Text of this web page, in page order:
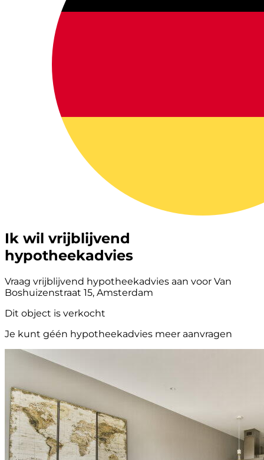
Ik wil vrijblijvend
hypotheekadvies
Vraag vrijblijvend hypotheekadvies aan voor Van
Boshuizenstraat 15, Amsterdam
Dit object is verkocht
Je kunt géén hypotheekadvies meer aanvragen